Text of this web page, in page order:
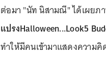
ต่อมา "นัท นิสามณี" ได้เผยภ
แปรงHalloween...Look5
ทำให้มีคนเข้ามาแสดงความ